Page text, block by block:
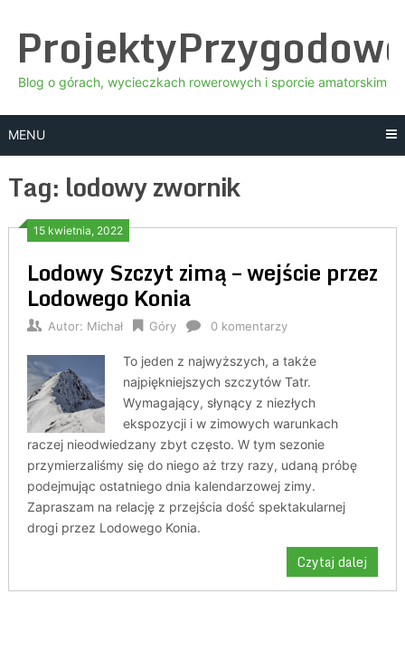
content
Blog o górach, wycieczkach rowerowych i sporcie amatorskim
MENU
Tag: lodowy zwornik
15 kwietnia, 2022
Lodowy Szczyt zimą – wejście przez
Lodowego Konia
Autor: Michał Góry 0 komentarzy
To jeden z najwyższych, a także
najpiękniejszych szczytów Tatr.
Wymagający, słynący z niezłych
ekspozycji i w zimowych warunkach
raczej nieodwiedzany zbyt często. W tym sezonie
przymierzaliśmy się do niego aż trzy razy, udaną próbę
podejmując ostatniego dnia kalendarzowej zimy.
Zapraszam na relację z przejścia dość spektakularnej
drogi przez Lodowego Konia.
Czytaj dalej